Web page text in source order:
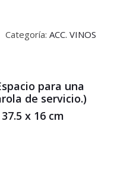
Categoría: ACC. VINOS
para una
de servicio.)
x 16 cm